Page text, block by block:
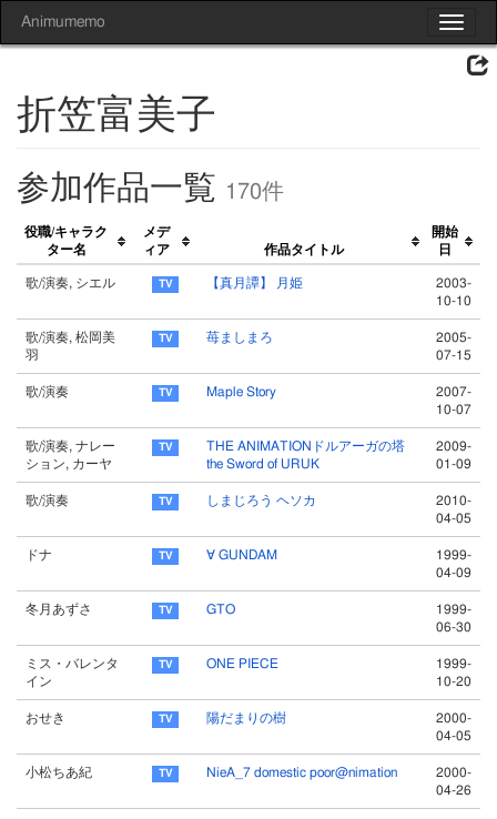
Toggle
Animumemo
折笠富美子
参加作品一覧 170件
役職/キャラク
ター名
メデ
ィア
作品タイトル
開始
日
歌/演奏, シエル 【真月譚】 月姫
2003-
10-10
歌/演奏, 松岡美
羽
苺ましまろ
2005-
07-15
歌/演奏 Maple Story
2007-
10-07
歌/演奏, ナレー
ション, カーヤ
THE ANIMATIONドルアーガの塔
the Sword of URUK
2009-
01-09
歌/演奏 しまじろう ヘソカ
2010-
04-05
ドナ ∀ GUNDAM
1999-
04-09
冬月あずさ GTO
1999-
06-30
ミス・バレンタ
イン
ONE PIECE
1999-
10-20
おせき 陽だまりの樹
2000-
04-05
小松ちあ紀 NieA_7 domestic poor@nimation
2000-
04-26